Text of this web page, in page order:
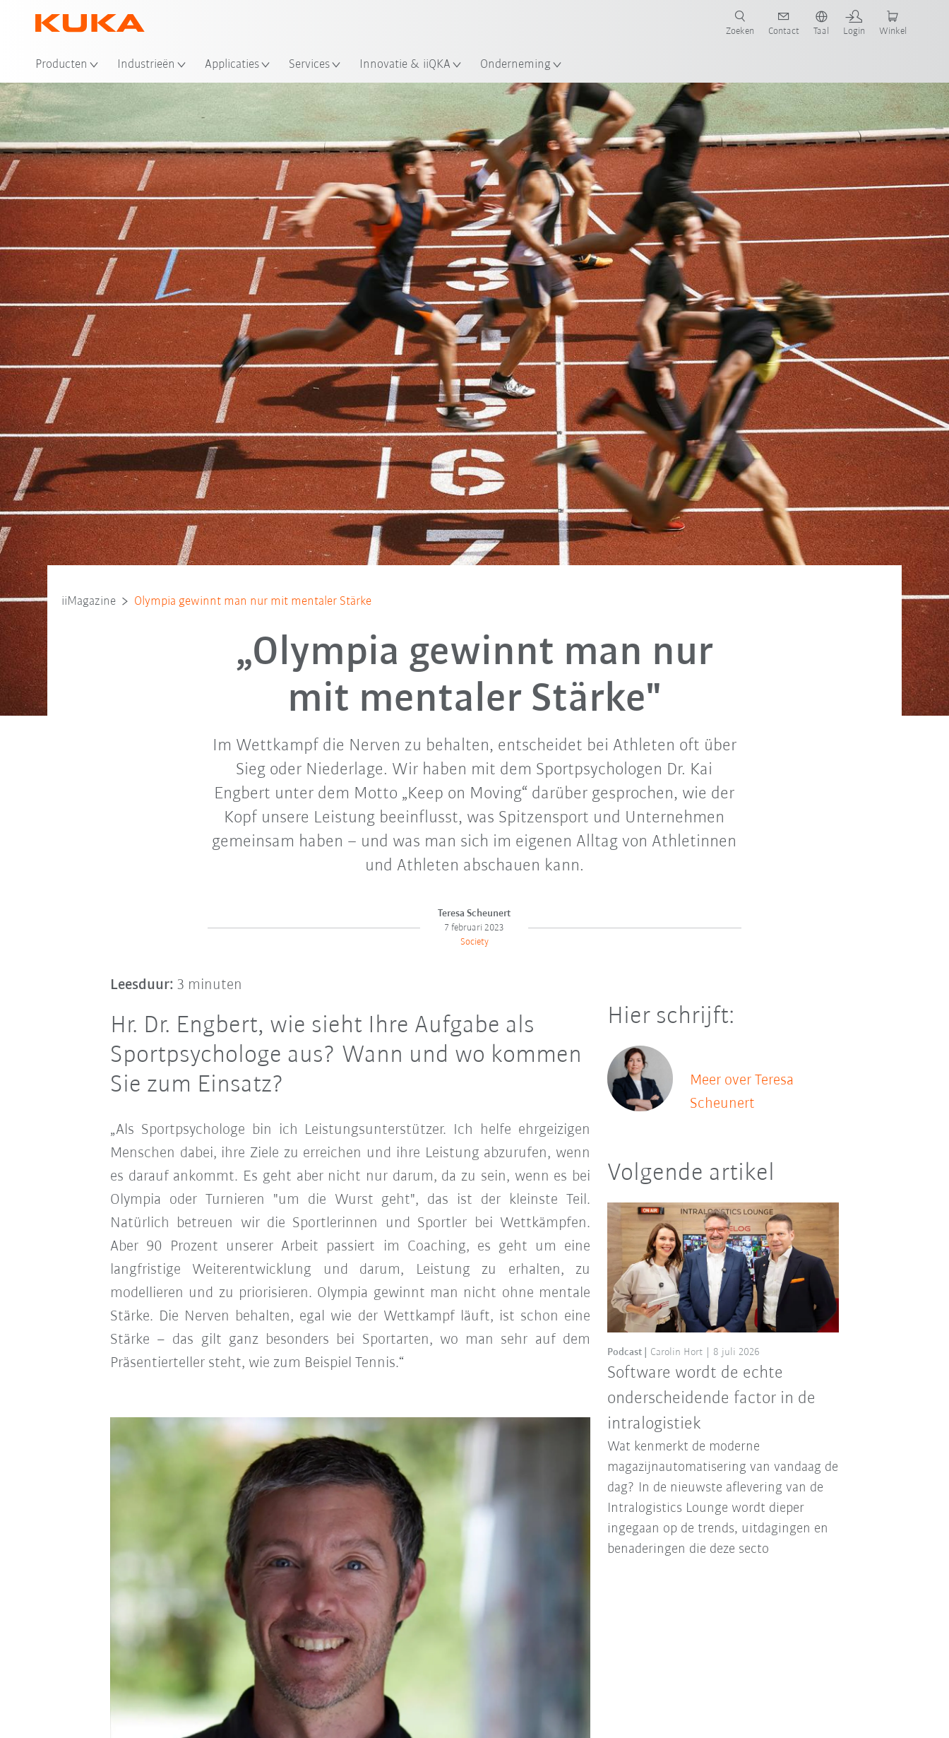
Producten Industrieën Applicaties Services Innovatie & iiQKA Onderneming
Zoeken Contact Taal Login Winkel
iiMagazine Olympia gewinnt man nur mit mentaler Stärke
„Olympia gewinnt man nur
mit mentaler Stärke"
Im Wettkampf die Nerven zu behalten, entscheidet bei Athleten oft über
Sieg oder Niederlage. Wir haben mit dem Sportpsychologen Dr. Kai
Engbert unter dem Motto „Keep on Moving“ darüber gesprochen, wie der
Kopf unsere Leistung beeinflusst, was Spitzensport und Unternehmen
gemeinsam haben – und was man sich im eigenen Alltag von Athletinnen
und Athleten abschauen kann.
Teresa Scheunert
7 februari 2023
Society
Leesduur: 3 minuten
Hr. Dr. Engbert, wie sieht Ihre Aufgabe als
Sportpsychologe aus? Wann und wo kommen
Sie zum Einsatz?
„Als Sportpsychologe bin ich Leistungsunterstützer. Ich helfe ehrgeizigen
Menschen dabei, ihre Ziele zu erreichen und ihre Leistung abzurufen, wenn
es darauf ankommt. Es geht aber nicht nur darum, da zu sein, wenn es bei
Olympia oder Turnieren "um die Wurst geht", das ist der kleinste Teil.
Natürlich betreuen wir die Sportlerinnen und Sportler bei Wettkämpfen.
Aber 90 Prozent unserer Arbeit passiert im Coaching, es geht um eine
langfristige Weiterentwicklung und darum, Leistung zu erhalten, zu
modellieren und zu priorisieren. Olympia gewinnt man nicht ohne mentale
Stärke. Die Nerven behalten, egal wie der Wettkampf läuft, ist schon eine
Stärke – das gilt ganz besonders bei Sportarten, wo man sehr auf dem
Präsentierteller steht, wie zum Beispiel Tennis.“
Hier schrijft:
Meer over Teresa
Scheunert
Volgende artikel
Software wordt de echte
onderscheidende factor in de
intralogistiek
Podcast Carolin Hort 8 juli 2026
Wat kenmerkt de moderne
magazijnautomatisering van vandaag de
dag? In de nieuwste aflevering van de
Intralogistics Lounge wordt dieper
ingegaan op de trends, uitdagingen en
benaderingen die deze secto